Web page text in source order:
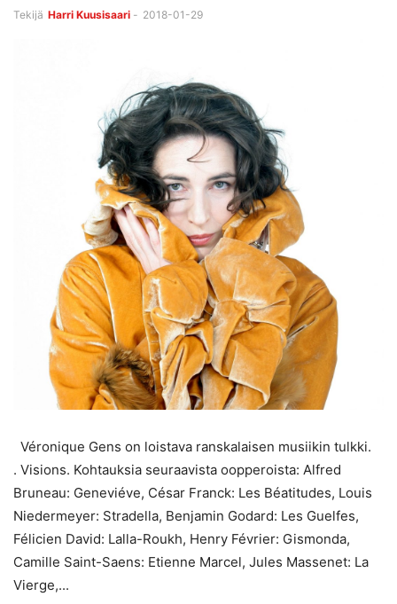
Tekijä Harri Kuusisaari - 2018-01-29
Véronique Gens on loistava ranskalaisen musiikin tulkki.
. Visions. Kohtauksia seuraavista oopperoista: Alfred
Bruneau: Geneviéve, César Franck: Les Béatitudes, Louis
Niedermeyer: Stradella, Benjamin Godard: Les Guelfes,
Félicien David: Lalla-Roukh, Henry Février: Gismonda,
Camille Saint-Saens: Etienne Marcel, Jules Massenet: La
Vierge,...